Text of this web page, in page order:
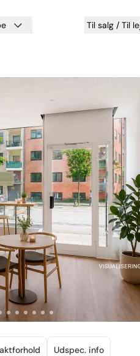
Til salg / Til
Udspec. info